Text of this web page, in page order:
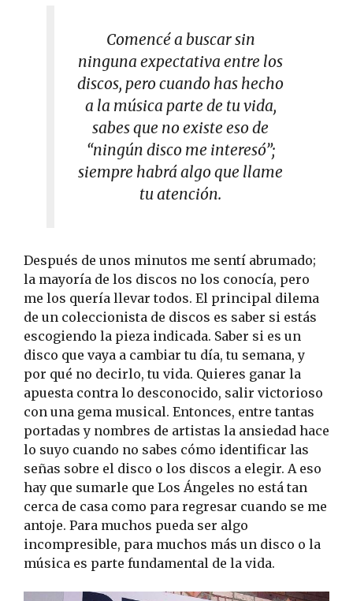
Comencé a buscar sin
ninguna expectativa entre los
discos, pero cuando has hecho
a la música parte de tu vida,
sabes que no existe eso de
“ningún disco me interesó”;
siempre habrá algo que llame
tu atención.
Después de unos minutos me sentí abrumado;
la mayoría de los discos no los conocía, pero
me los quería llevar todos. El principal dilema
de un coleccionista de discos es saber si estás
escogiendo la pieza indicada. Saber si es un
disco que vaya a cambiar tu día, tu semana, y
por qué no decirlo, tu vida. Quieres ganar la
apuesta contra lo desconocido, salir victorioso
con una gema musical. Entonces, entre tantas
portadas y nombres de artistas la ansiedad hace
lo suyo cuando no sabes cómo identificar las
señas sobre el disco o los discos a elegir. A eso
hay que sumarle que Los Ángeles no está tan
cerca de casa como para regresar cuando se me
antoje. Para muchos pueda ser algo
incompresible, para muchos más un disco o la
música es parte fundamental de la vida.